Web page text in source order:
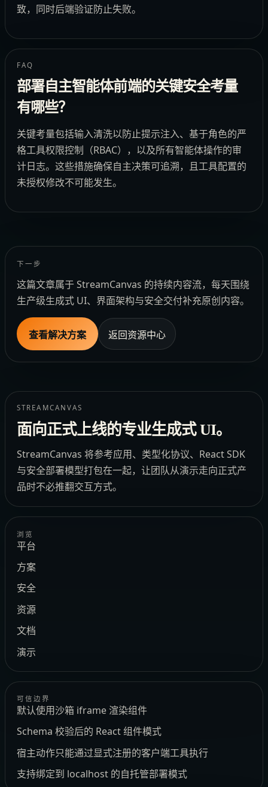
致，同时后端验证防止失败。
FAQ
部署自主智能体前端的关键安全考量
有哪些？
关键考量包括输入清洗以防止提示注入、基于角色的严
格工具权限控制（RBAC），以及所有智能体操作的审
计日志。这些措施确保自主决策可追溯，且工具配置的
未授权修改不可能发生。
下一步
这篇文章属于 StreamCanvas 的持续内容流，每天围绕
生产级生成式 UI、界面架构与安全交付补充原创内容。
查看解决方案 返回资源中心
STREAMCANVAS
面向正式上线的专业生成式 UI。
StreamCanvas 将参考应用、类型化协议、React SDK
与安全部署模型打包在一起，让团队从演示走向正式产
品时不必推翻交互方式。
浏览
平台
方案
安全
资源
文档
演示
可信边界
默认使用沙箱 iframe 渲染组件
Schema 校验后的 React 组件模式
宿主动作只能通过显式注册的客户端工具执行
支持绑定到 localhost 的自托管部署模式